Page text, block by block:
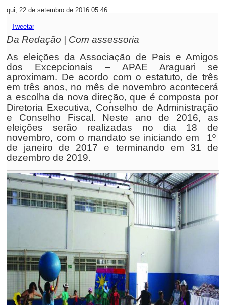
qui, 22 de setembro de 2016 05:46
Tweetar
Da Redação | Com assessoria
As eleições da Associação de Pais e Amigos
dos Excepcionais – APAE Araguari se
aproximam. De acordo com o estatuto, de três
em três anos, no mês de novembro acontecerá
a escolha da nova direção, que é composta por
Diretoria Executiva, Conselho de Administração
e Conselho Fiscal. Neste ano de 2016, as
eleições serão realizadas no dia 18 de
novembro, com o mandato se iniciando em 1º
de janeiro de 2017 e terminando em 31 de
dezembro de 2019.